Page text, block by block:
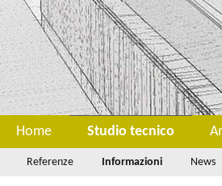
Home Studio tecnico
Referenze Informazioni News